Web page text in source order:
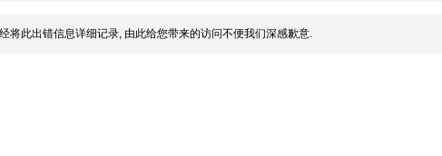
将此出错信息详细记录, 由此给您带来的访问不便我们深感歉意.